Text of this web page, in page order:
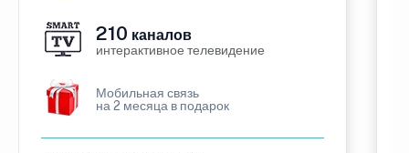
210 каналов
интерактивное телевидение
Мобильная связь
на 2 месяца в подарок